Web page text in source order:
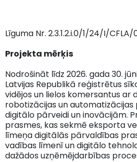
Līguma Nr. 2.3.1.2.i.0/1/24/I/CFLA/
Projekta mērķis
Nodrošināt līdz 2026. gada 30.
Latvijas Republikā reģistrētus
vidējos un lielos komersantus ar
robotizācijas un
digitālo pārveidi un inovācijām.
prasmes, kas sekmē eksporta
līmeņa digitālās pārvaldības
vadības līmenī un digitālo
dažādos uzņēmējdarbības